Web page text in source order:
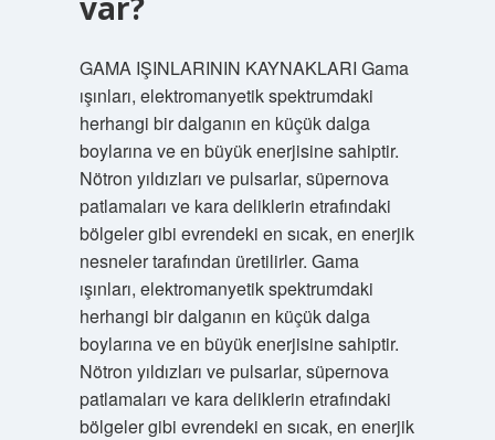
GAMA IŞINLARININ KAYNAKLARI Gama
ışınları, elektromanyetik spektrumdaki
herhangi bir dalganın en küçük dalga
boylarına ve en büyük enerjisine sahiptir.
Nötron yıldızları ve pulsarlar, süpernova
patlamaları ve kara deliklerin etrafındaki
bölgeler gibi evrendeki en sıcak, en enerjik
nesneler tarafından üretilirler. Gama
ışınları, elektromanyetik spektrumdaki
herhangi bir dalganın en küçük dalga
boylarına ve en büyük enerjisine sahiptir.
Nötron yıldızları ve pulsarlar, süpernova
patlamaları ve kara deliklerin etrafındaki
bölgeler gibi evrendeki en sıcak, en enerjik